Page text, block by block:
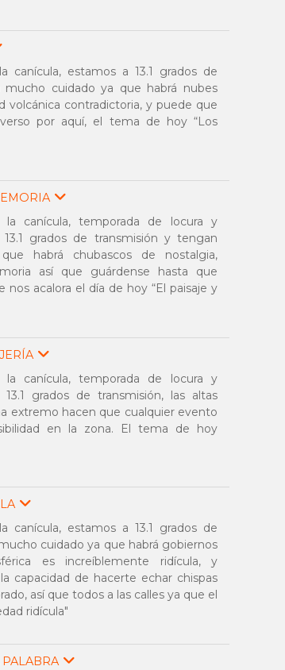
canícula, estamos a 13.1 grados de
cuidado ya que habrá nubes
volcánica contradictoria, y puede que
por aquí, el tema de hoy “Los
canícula, temporada de locura y
grados de transmisión y tengan
habrá chubascos de nostalgia,
así que guárdense hasta que
nos acalora el día de hoy “El paisaje y
canícula, temporada de locura y
grados de transmisión, las altas
extremo hacen que cualquier evento
en la zona. El tema de hoy
canícula, estamos a 13.1 grados de
cuidado ya que habrá gobiernos
es increíblemente ridícula, y
capacidad de hacerte echar chispas
así que todos a las calles ya que el
ridícula"